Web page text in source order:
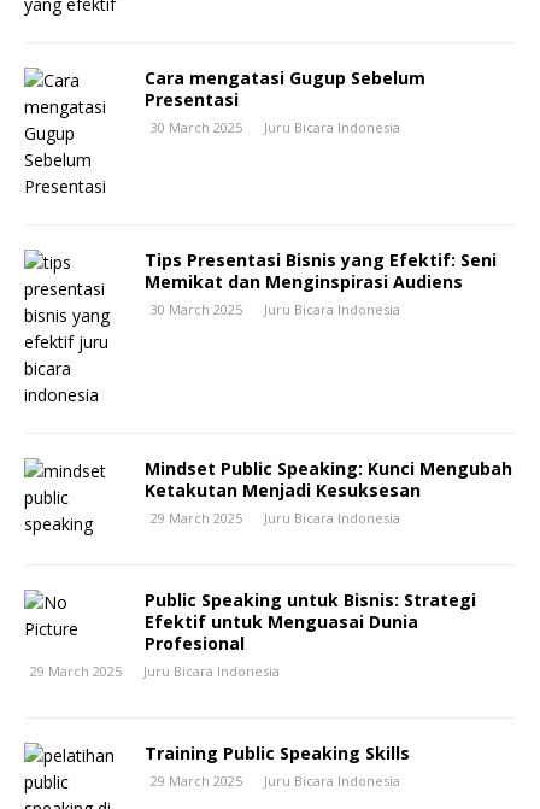
Cara mengatasi Gugup Sebelum
Presentasi
30 March 2025 Juru Bicara Indonesia
Tips Presentasi Bisnis yang Efektif: Seni
Memikat dan Menginspirasi Audiens
30 March 2025 Juru Bicara Indonesia
Mindset Public Speaking: Kunci Mengubah
Ketakutan Menjadi Kesuksesan
29 March 2025 Juru Bicara Indonesia
Public Speaking untuk Bisnis: Strategi
Efektif untuk Menguasai Dunia
Profesional
29 March 2025 Juru Bicara Indonesia
Training Public Speaking Skills
29 March 2025 Juru Bicara Indonesia